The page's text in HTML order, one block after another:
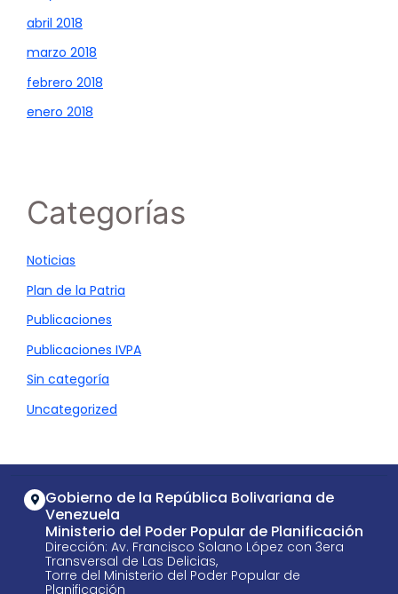
abril 2018
marzo 2018
febrero 2018
enero 2018
Categorías
Noticias
Plan de la Patria
Publicaciones
Publicaciones IVPA
Sin categoría
Uncategorized
Gobierno de la República Bolivariana de
Venezuela
Ministerio del Poder Popular de Planificación
Dirección: Av. Francisco Solano López con 3era
Transversal de Las Delicias,
Torre del Ministerio del Poder Popular de
Planificación